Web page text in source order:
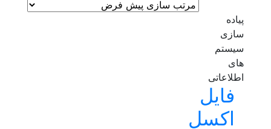
پیاده
سازی
سیستم
های
اطلاعاتی
فایل
اکسل